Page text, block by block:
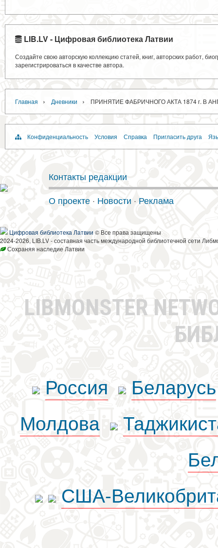
LIB.LV - Цифровая библиотека Латвии
Создайте свою авторскую коллекцию статей, книг, авторских работ,
зарегистрироваться в качестве автора.
Главная › Дневники › ПРИНЯТИЕ ФАБРИЧНОГО АКТА 1874 г. В
Конфиденциальность Условия Справка Пригласить друга
Контакты редакции
О проекте · Новости · Реклама
Цифровая библиотека Латвии © Все права защищены
2024-2026, LIB.LV - составная часть международной библиотечной сети
Сохраняя наследие Латвии
LIBMONSTER
Россия
Беларусь
Молдова
США-